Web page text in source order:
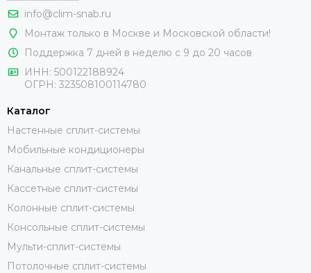
info@clim-snab.ru
Монтаж только в Москве и Московской области!
Поддержка 7 дней в неделю с 9 до 20 часов
ИНН: 500122188924
ОГРН: 323508100114780
Каталог
Настенные сплит-системы
Мобильные кондиционеры
Канальные сплит-системы
Кассетные сплит-системы
Колонные сплит-системы
Консольные сплит-системы
Мульти-сплит-системы
Потолочные сплит-системы